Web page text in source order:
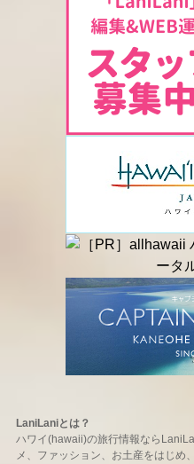
LaniLaniとは？
ハワイ(hawaii)の旅行情報なら
メ、ファッション、お土産をはじめ